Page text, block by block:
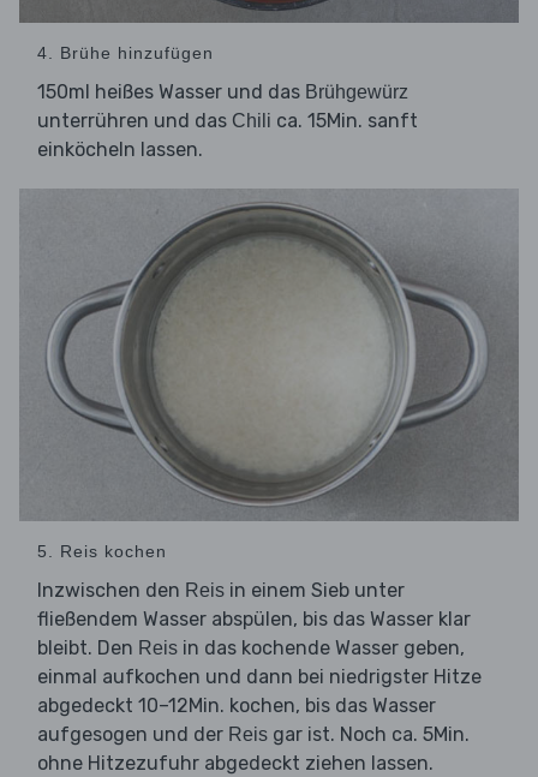
4. Brühe hinzufügen
150ml heißes Wasser und das Brühgewürz
unterrühren und das Chili ca. 15Min. sanft
einköcheln lassen.
5. Reis kochen
Inzwischen den Reis in einem Sieb unter
fließendem Wasser abspülen, bis das Wasser klar
bleibt. Den Reis in das kochende Wasser geben,
einmal aufkochen und dann bei niedrigster Hitze
abgedeckt 10–12Min. kochen, bis das Wasser
aufgesogen und der Reis gar ist. Noch ca. 5Min.
ohne Hitzezufuhr abgedeckt ziehen lassen.